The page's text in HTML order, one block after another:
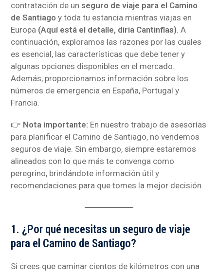
contratación de unseguro de viaje para el Camino
de Santiago y toda tu estancia mientras viajas en
Europa (Aquí está el detalle, diria Cantinflas). A
continuación, exploramos las razones por las cuales
es esencial, las características que debe tener y
algunas opciones disponibles en el mercado.
Además, proporcionamos información sobre los
números de emergencia en España, Portugal y
Francia.
👉 Nota importante: En nuestro trabajo de asesorías
para planificar el Camino de Santiago, no vendemos
seguros de viaje. Sin embargo, siempre estaremos
alineados con lo que más te convenga como
peregrino, brindándote información útil y
recomendaciones para que tomes la mejor decisión.
1. ¿Por qué necesitas un seguro de viaje
para el Camino de Santiago?
Si crees que caminar cientos de kilómetros con una